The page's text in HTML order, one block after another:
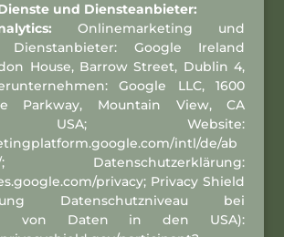
und Diensteanbieter:
Onlinemarketing und
Dienstanbieter: Google Ireland
House, Barrow Street, Dublin 4,
Google LLC, 1600
Parkway, Mountain View, CA
USA; Website:
intl/de/ab
; Datenschutzerklärung:
privacy; Privacy Shield
Datenschutzniveau bei
von Daten in den USA):